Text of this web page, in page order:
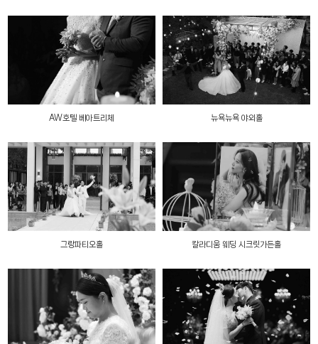
AW호텔 베아트리체 뉴욕뉴욕 야외홀
그랑파티오홀 칼라디움 웨딩 시크릿가든홀